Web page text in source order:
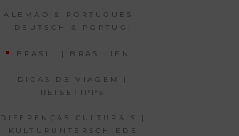
ALEMÃO & PORTUGUÊS |
DEUTSCH & PORTUG.
BRASIL | BRASILIEN
DICAS DE VIAGEM |
REISETIPPS
DIFERENÇAS CULTURAIS |
KULTURUNTERSCHIEDE